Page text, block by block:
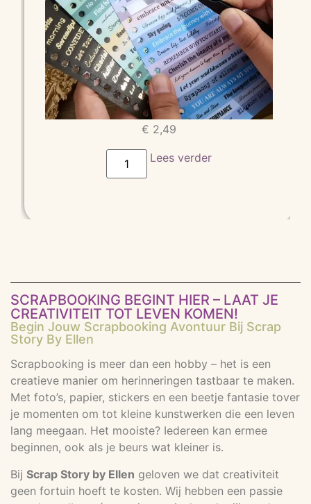
€ 2,49
Lees verder
SCRAPBOOKING BEGINT HIER – LAAT JE
CREATIVITEIT TOT LEVEN KOMEN!
Begin Jouw Scrapbooking Avontuur Bij Scrap
Story By Ellen
Scrapbooking is meer dan een hobby – het is een
creatieve manier om herinneringen tastbaar te maken.
Met foto’s, papier, stickers en een beetje fantasie tover
je momenten om tot kleine kunstwerken die een leven
lang meegaan. Het mooiste? Iedereen kan ermee
beginnen, ook als je beurs wat kleiner is.
Bij Scrap Story by Ellen geloven we dat creativiteit
geen fortuin hoeft te kosten. Wij hebben een passie